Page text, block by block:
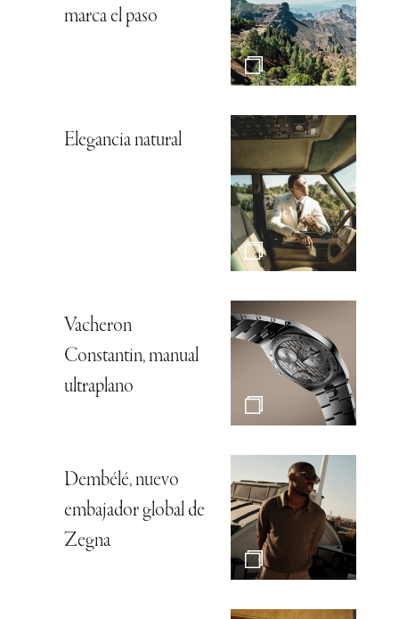
marca el paso
Elegancia natural
Vacheron
Constantin, manual
ultraplano
Dembélé, nuevo
embajador global de
Zegna